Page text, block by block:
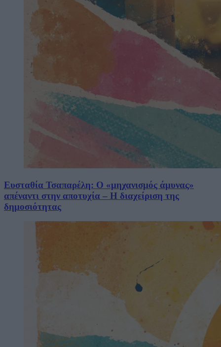
Ευσταθία Τσαπαρέλη: Ο «μηχανισμός άμυνας»
απέναντι στην αποτυχία – Η διαχείριση της
δημοσιότητας